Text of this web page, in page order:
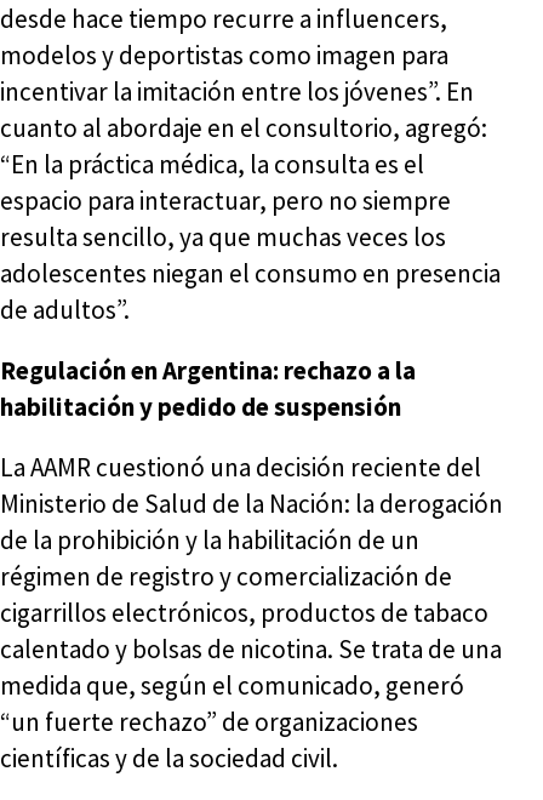
desde hace tiempo recurre a influencers,
modelos y deportistas como imagen para
incentivar la imitación entre los jóvenes”. En
cuanto al abordaje en el consultorio, agregó:
“En la práctica médica, la consulta es el
espacio para interactuar, pero no siempre
resulta sencillo, ya que muchas veces los
adolescentes niegan el consumo en presencia
de adultos”.
Regulación en Argentina: rechazo a la
habilitación y pedido de suspensión
La AAMR cuestionó una decisión reciente del
Ministerio de Salud de la Nación: la derogación
de la prohibición y la habilitación de un
régimen de registro y comercialización de
cigarrillos electrónicos, productos de tabaco
calentado y bolsas de nicotina. Se trata de una
medida que, según el comunicado, generó
“un fuerte rechazo” de organizaciones
científicas y de la sociedad civil.